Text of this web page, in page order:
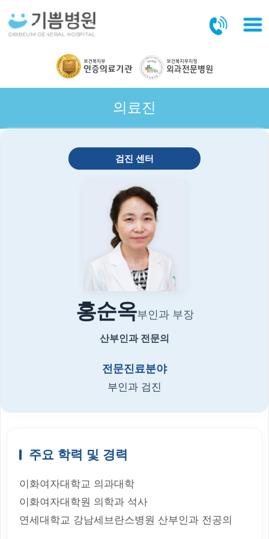
의료진
검진 센터
홍순옥부인과 부장
산부인과 전문의
전문진료분야
부인과 검진
주요 학력 및 경력
이화여자대학교 의과대학
이화여자대학원 의학과 석사
연세대학교 강남세브란스병원 산부인과 전공의